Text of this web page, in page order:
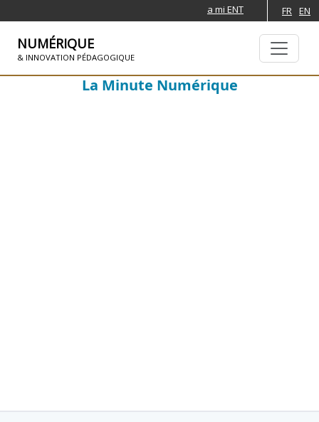
SKIP TO NAVIGATION
PASAR AL CONTENIDO PRINCIPAL
a mi ENT FR EN
NUMÉRIQUE
& INNOVATION PÉDAGOGIQUE
La Minute Numérique